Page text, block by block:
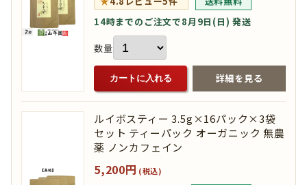
14時までのご注文で8月9日(日) 発送
数量
カートに入れる 詳細を見る
ルイボスティー 3.5g×16パック×3袋
セット ティーパック オーガニック 無農
薬 ノンカフェイン
5,200円 (税込)